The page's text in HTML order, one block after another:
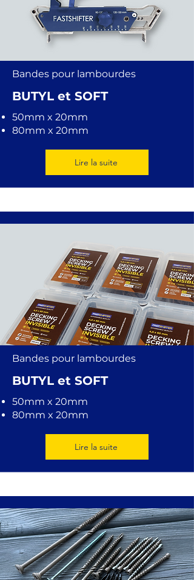
Bandes pour lambourdes
BUTYL et SOFT
50mm x 20mm
80mm x 20mm
Lire la suite
Bandes pour lambourdes
BUTYL et SOFT
50mm x 20mm
80mm x 20mm
Lire la suite